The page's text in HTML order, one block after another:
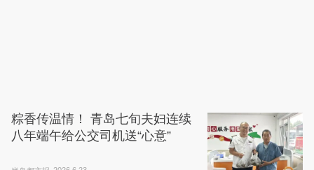
粽香传温情！ 青岛七旬夫妇连续
八年端午给公交司机送“心意”